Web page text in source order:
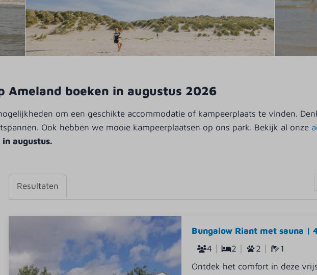
boeken in augustus 2026
om een geschikte accommodatie of kampeerplaats te vinden.
Ook hebben we mooie kampeerplaatsen op ons park. Bekijk al onze
augustus.
Resultaten
Bungalow Riant met sauna |
4
2 2
1
Ontdek het comfort in deze